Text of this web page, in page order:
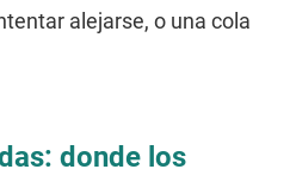
alejarse, o una cola
donde los